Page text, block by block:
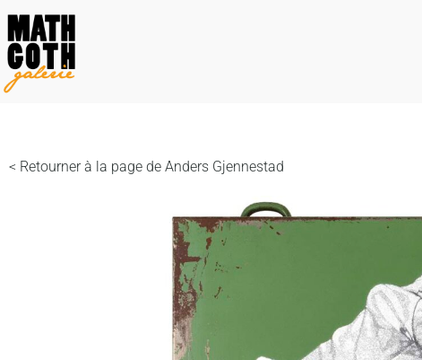
< Retourner à la page de Anders Gjennestad